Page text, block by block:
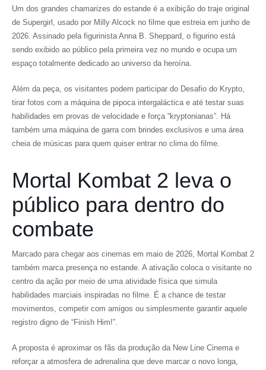
Um dos grandes chamarizes do estande é a exibição do traje original
de Supergirl, usado por Milly Alcock no filme que estreia em junho de
2026. Assinado pela figurinista Anna B. Sheppard, o figurino está
sendo exibido ao público pela primeira vez no mundo e ocupa um
espaço totalmente dedicado ao universo da heroína.
Além da peça, os visitantes podem participar do Desafio do Krypto,
tirar fotos com a máquina de pipoca intergaláctica e até testar suas
habilidades em provas de velocidade e força “kryptonianas”. Há
também uma máquina de garra com brindes exclusivos e uma área
cheia de músicas para quem quiser entrar no clima do filme.
Mortal Kombat 2 leva o
público para dentro do
combate
Marcado para chegar aos cinemas em maio de 2026, Mortal Kombat 2
também marca presença no estande. A ativação coloca o visitante no
centro da ação por meio de uma atividade física que simula
habilidades marciais inspiradas no filme. É a chance de testar
movimentos, competir com amigos ou simplesmente garantir aquele
registro digno de “Finish Him!”.
A proposta é aproximar os fãs da produção da New Line Cinema e
reforçar a atmosfera de adrenalina que deve marcar o novo longa,